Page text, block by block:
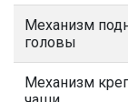
Механизм
головы
Механизм